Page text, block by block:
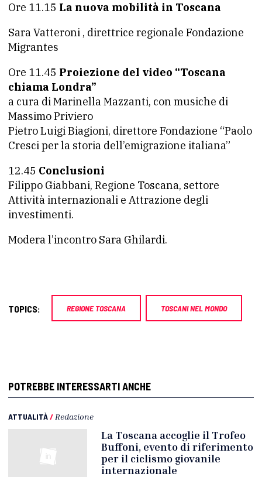
Ore 11.15 La nuova mobilità in Toscana
Sara Vatteroni , direttrice regionale Fondazione
Migrantes
Ore 11.45 Proiezione del video “Toscana
chiama Londra”
a cura di Marinella Mazzanti, con musiche di
Massimo Priviero
Pietro Luigi Biagioni, direttore Fondazione “Paolo
Cresci per la storia dell’emigrazione italiana”
12.45 Conclusioni
Filippo Giabbani, Regione Toscana, settore
Attività internazionali e Attrazione degli
investimenti.
Modera l’incontro Sara Ghilardi.
TOPICS: REGIONE TOSCANA TOSCANI NEL MONDO
POTREBBE INTERESSARTI ANCHE
ATTUALITÀ/ Redazione
La Toscana accoglie il Trofeo
Buffoni, evento di riferimento
per il ciclismo giovanile
internazionale